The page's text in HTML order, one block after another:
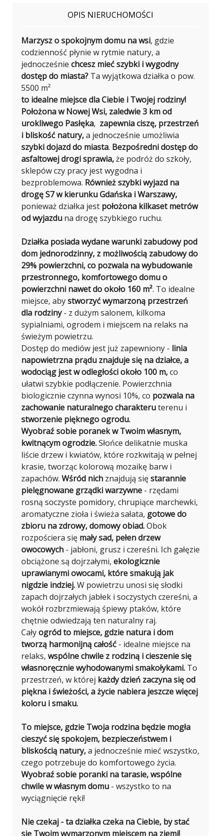
OPIS NIERUCHOMOŚCI
Marzysz o spokojnym domu na wsi, gdzie
codzienność płynie w rytmie natury, a
jednocześnie chcesz mieć szybki i wygodny
dostęp do miasta? Ta wyjątkowa działka o pow.
5500 m²
to idealne miejsce dla Ciebie i Twojej rodziny!
Położona w Nowej Wsi, zaledwie 3 km od
urokliwego Pasłęka, zapewnia ciszę, przestrzeń
i bliskość natury,a jednocześnie umożliwia
szybki dojazd do miasta. Bezpośredni dostęp do
asfaltowej drogi sprawia,że podróż do szkoły,
sklepów czy pracy jest wygodna i
bezproblemowa. Również szybki wyjazd na
drogę S7 w kierunku Gdańska i Warszawy,
ponieważ działka jest położona kilkaset metrów
od wyjazdu na drogę szybkiego ruchu.
Działka posiada wydane warunki zabudowy pod
dom jednorodzinny, z możliwością zabudowy do
29% powierzchni,co pozwala na wybudowanie
przestronnego, komfortowego domu o
powierzchni nawet do około 160 m². To idealne
miejsce, abystworzyć wymarzoną przestrzeń
dla rodziny- z dużym salonem, kilkoma
sypialniami, ogrodem i miejscem na relaks na
świeżym powietrzu.
Dostęp do mediów jest już zapewniony - linia
napowietrzna prądu znajduje się na działce, a
wodociąg jest w odległości około 100 m,co
ułatwi szybkie podłączenie. Powierzchnia
biologicznie czynna wynosi 10%, co pozwala na
zachowanie naturalnego charakteruterenu i
stworzenie pięknego ogrodu.
Wyobraź sobie poranek w Twoim własnym,
kwitnącym ogrodzie.Słońce delikatnie muska
liście drzew i kwiatów, które rozkwitają w pełnej
krasie, tworząc kolorową mozaikę barw i
zapachów. Wśród nich znajdują sięstarannie
pielęgnowane grządki warzywne - rzędami
rosną soczyste pomidory, chrupiące marchewki,
aromatyczne zioła i świeża sałata, gotowe do
zbioru na zdrowy, domowy obiad.Obok
rozpościera się mały sad, pełen drzew
owocowych - jabłoni, grusz i czereśni. Ich gałęzie
obciążone są dojrzałymi, ekologicznie
uprawianymi owocami, które smakują jak
nigdzie indziej.W powietrzu unosi się słodki
zapach dojrzałych jabłek i soczystych czereśni, a
wokół rozbrzmiewają śpiewy ptaków, które
chętnie odwiedzają ten naturalny raj.
Całyogród to miejsce, gdzie natura i dom
tworzą harmonijną całość - idealne miejsce na
relaks, wspólne chwile z rodziną i cieszenie się
własnoręcznie wyhodowanymi smakołykami. To
przestrzeń, w której każdy dzień zaczyna się od
piękna i świeżości, a życie nabiera jeszcze więcej
koloru i smaku.
To miejsce, gdzie Twoja rodzina będzie mogła
cieszyć się spokojem, bezpieczeństwem i
bliskością natury,a jednocześnie mieć wszystko,
czego potrzebuje do komfortowego życia.
Wyobraź sobie poranki na tarasie, wspólne
chwile w własnym domu - wszystko to na
wyciągnięcie ręki!
Nie czekaj - ta działka czeka na Ciebie, by stać
się Twoim wymarzonym miejscem na ziemi!